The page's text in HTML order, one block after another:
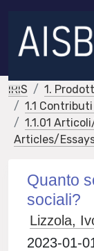
IRIS
1.
1.1
1.1.01
Articles/
Quanto
sociali?
Lizzola,
2023-01-